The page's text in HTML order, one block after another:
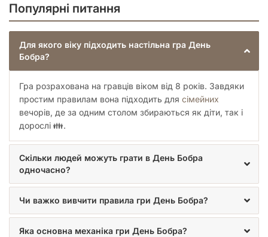
Популярні питання
Для якого віку підходить настільна гра День
Бобра?
Гра розрахована на гравців віком від 8 років. Завдяки
простим правилам вона підходить для сімейних
вечорів, де за одним столом збираються як діти, так і
дорослі 👪.
Скільки людей можуть грати в День Бобра
одночасно?
Чи важко вивчити правила гри День Бобра?
Яка основна механіка гри День Бобра?